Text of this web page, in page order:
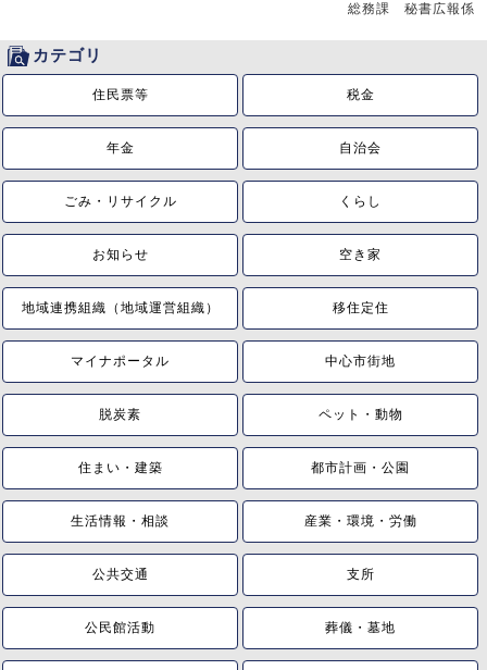
総務課 秘書広報係
カテゴリ
住民票等 税金
年金 自治会
ごみ・リサイクル くらし
お知らせ 空き家
地域連携組織（地域運営組織） 移住定住
マイナポータル 中心市街地
脱炭素 ペット・動物
住まい・建築 都市計画・公園
生活情報・相談 産業・環境・労働
公共交通 支所
公民館活動 葬儀・墓地